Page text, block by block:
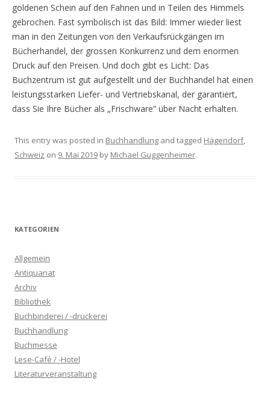
goldenen Schein auf den Fahnen und in Teilen des Himmels
gebrochen. Fast symbolisch ist das Bild: Immer wieder liest
man in den Zeitungen von den Verkaufsrückgängen im
Bücherhandel, der grossen Konkurrenz und dem enormen
Druck auf den Preisen. Und doch gibt es Licht: Das
Buchzentrum ist gut aufgestellt und der Buchhandel hat einen
leistungsstarken Liefer- und Vertriebskanal, der garantiert,
dass Sie Ihre Bücher als „Frischware” über Nacht erhalten.
This entry was posted in Buchhandlung and tagged Hägendorf,
Schweiz on 9. Mai 2019 by Michael Guggenheimer.
KATEGORIEN
Allgemein
Antiquariat
Archiv
Bibliothek
Buchbinderei / -druckerei
Buchhandlung
Buchmesse
Lese-Café / -Hotel
Literaturveranstaltung